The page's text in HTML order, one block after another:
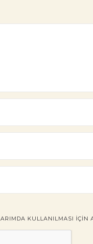
KULLANILMASI IÇIN